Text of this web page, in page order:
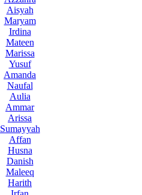
Aisyah
Maryam
Irdina
Mateen
Marissa
Yusuf
Amanda
Naufal
Aulia
Ammar
Arissa
Sumayyah
Affan
Husna
Danish
Maleeq
Harith